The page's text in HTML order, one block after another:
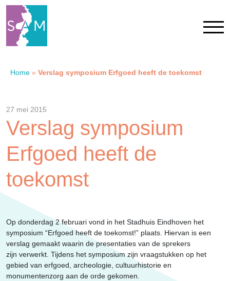
Home
Contact
SAM Limburg
Actueel
Overheid
Erfgoed
Home » Verslag symposium Erfgoed heeft de toekomst
27 mei 2015
Verslag symposium
Erfgoed heeft de
toekomst
Op donderdag 2 februari vond in het Stadhuis Eindhoven het
symposium “Erfgoed heeft de toekomst!” plaats. Hiervan is een
verslag gemaakt waarin de presentaties van de sprekers
zijn verwerkt. Tijdens het symposium zijn vraagstukken op het
gebied van erfgoed, archeologie, cultuurhistorie en
monumentenzorg aan de orde gekomen.